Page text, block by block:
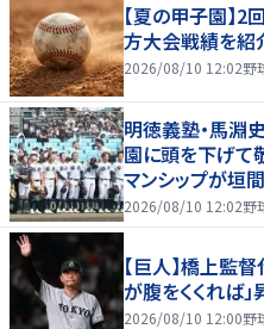
【夏の甲子園】
方大会戦績を紹
2026/08/10 12:02野
明徳義塾・馬
園に頭を下げて
マンシップが垣
2026/08/10 12:02野
【巨人】橋上監
が腹をくくれば
2026/08/10 12:00野